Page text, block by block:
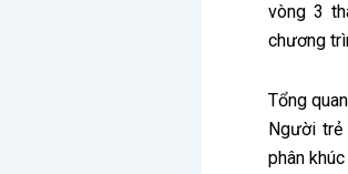
vòng 3
chương
Tổng
Người trẻ
phân